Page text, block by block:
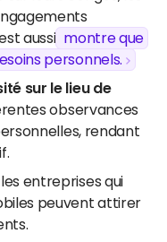
aussi montre que
personnels.
sur le lieu de
observances
rendant
entreprises qui
peuvent attirer